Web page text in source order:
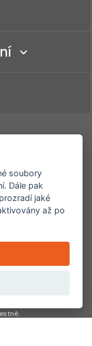
roku
ordinace
– 2017/2019
s.r.o.
– Chodov
či jeho částí
soubory
Dále pak
jaké
až po